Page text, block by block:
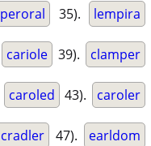
peroral 35). lempira
cariole 39). clamper
caroled 43). caroler
cradler 47). earldom